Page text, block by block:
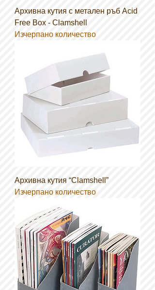
Архивна кутия с метален ръб Acid
Free Box - Clamshell
Изчерпано количество
Архивна кутия “Clamshell”
Изчерпано количество